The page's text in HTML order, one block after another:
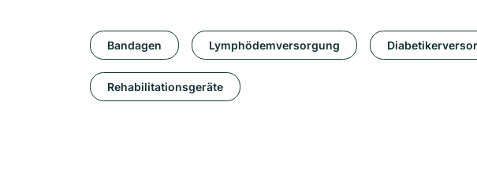
Bandagen Lymphödemversorgung
Rehabilitationsgeräte